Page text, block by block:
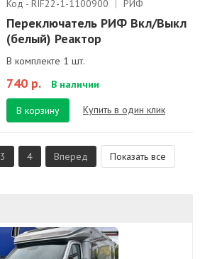
Код - RIF22-1-1100900 | РИФ
Переключатель РИФ Вкл/Выкл
(белый) Реактор
В комплекте 1 шт.
740 р. В наличии
В корзину Купить в один клик
3 4 Вперед Показать все